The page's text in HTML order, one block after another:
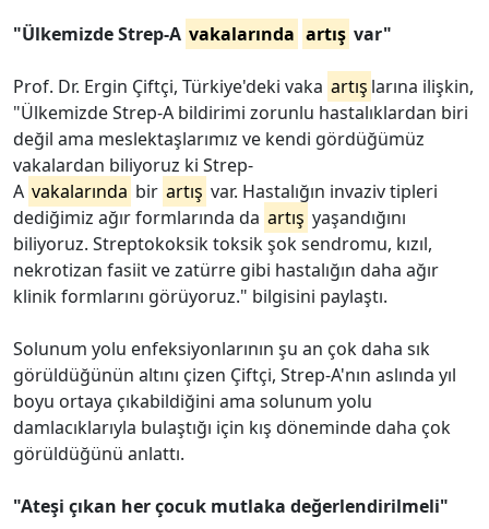
"Ülkemizde Strep-A vakalarında artış var"
Prof. Dr. Ergin Çiftçi, Türkiye'deki vaka artış larına ilişkin,
"Ülkemizde Strep-A bildirimi zorunlu hastalıklardan biri
değil ama meslektaşlarımız ve kendi gördüğümüz
vakalardan biliyoruz ki Strep-
A vakalarında bir artış var. Hastalığın invaziv tipleri
dediğimiz ağır formlarında da artış yaşandığını
biliyoruz. Streptokoksik toksik şok sendromu, kızıl,
nekrotizan fasiit ve zatürre gibi hastalığın daha ağır
klinik formlarını görüyoruz." bilgisini paylaştı.
Solunum yolu enfeksiyonlarının şu an çok daha sık
görüldüğünün altını çizen Çiftçi, Strep-A'nın aslında yıl
boyu ortaya çıkabildiğini ama solunum yolu
damlacıklarıyla bulaştığı için kış döneminde daha çok
görüldüğünü anlattı.
"Ateşi çıkan her çocuk mutlaka değerlendirilmeli"